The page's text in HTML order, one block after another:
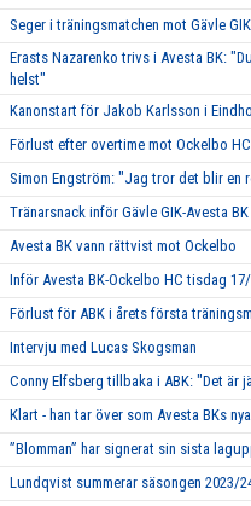
Seger i träningsmatchen mot Gävle GIK
Erasts Nazarenko trivs i Avesta BK:
helst"
Kanonstart för Jakob Karlsson i
Förlust efter overtime mot Ockelbo HC
Simon Engström: "Jag tror det blir en
Tränarsnack inför Gävle GIK-Avesta
Avesta BK vann rättvist mot Ockelbo
Inför Avesta BK-Ockelbo HC tisdag
Förlust för ABK i årets första
Intervju med Lucas Skogsman
Conny Elfsberg tillbaka i ABK: "Det
Klart - han tar över som Avesta BKs
”Blomman” har signerat sin sista
Lundqvist summerar säsongen 2023/